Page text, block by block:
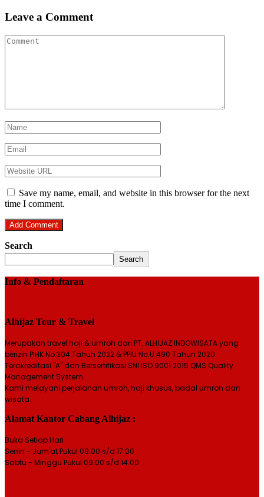
Leave a Comment
Save my name, email, and website in this browser for the next
time I comment.
Search
Search
Info & Pendaftaran
Alhijaz Tour & Travel
Merupakan travel haji & umroh dari PT. ALHIJAZ INDOWISATA yang
berizin PIHK No.304 Tahun 2022 & PPIU No.U.490 Tahun 2020.
Terakreditasi "A" dan Bersertifikasi SNI ISO 9001:2015 QMS Quality
Management System.
Kami melayani perjalanan umroh, haji khusus, badal umroh dan
wisata.
Alamat Kantor Cabang Alhijaz :
Buka Setiap Hari
Senin - Jum'at Pukul 09.00 s/d 17.00
Sabtu - Minggu Pukul 09.00 s/d 14.00